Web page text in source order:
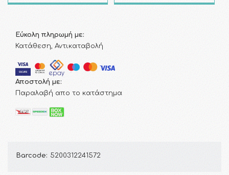
Εύκολη πληρωμή με:
Κατάθεση, Αντικαταβολή
Αποστολή με:
Παραλαβή απο το κατάστημα
Barcode: 5200312241572